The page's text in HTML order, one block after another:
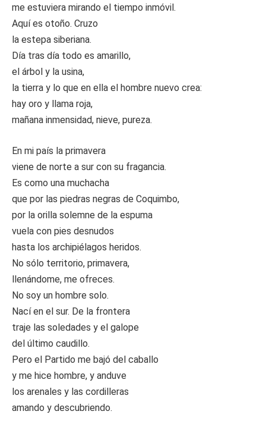
me estuviera mirando el tiempo inmóvil.
Aquí es otoño. Cruzo
la estepa siberiana.
Día tras día todo es amarillo,
el árbol y la usina,
la tierra y lo que en ella el hombre nuevo crea:
hay oro y llama roja,
mañana inmensidad, nieve, pureza.
En mi país la primavera
viene de norte a sur con su fragancia.
Es como una muchacha
que por las piedras negras de Coquimbo,
por la orilla solemne de la espuma
vuela con pies desnudos
hasta los archipiélagos heridos.
No sólo territorio, primavera,
llenándome, me ofreces.
No soy un hombre solo.
Nací en el sur. De la frontera
traje las soledades y el galope
del último caudillo.
Pero el Partido me bajó del caballo
y me hice hombre, y anduve
los arenales y las cordilleras
amando y descubriendo.